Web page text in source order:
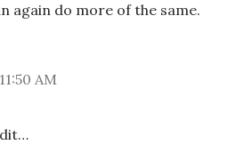
again do more of the same.
AM